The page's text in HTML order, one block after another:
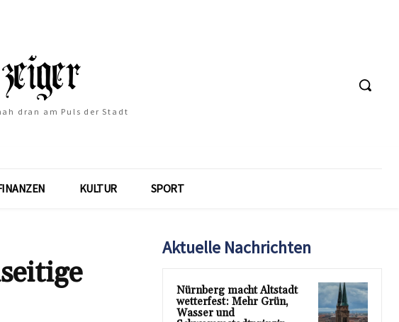
dran am Puls der Stadt
KULTUR SPORT
Aktuelle Nachrichten
Nürnberg macht Altstadt
wetterfest: Mehr Grün,
Wasser und